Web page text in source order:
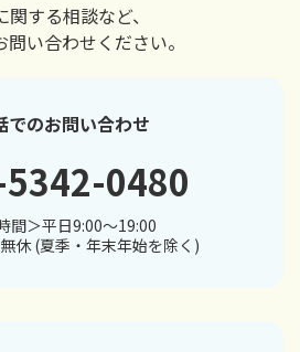
関する相談など、
い合わせください。
でのお問い合わせ
0480
間＞平日9:00～19:00
休 (夏季・年末年始を除く)